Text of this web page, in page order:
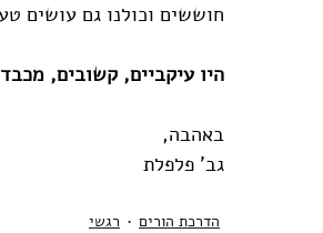
חוששים וכולנו גם עושים
היו עיקביים, קשובים,
באהבה,
גב' פלפלת
הדרכת הורים רגשי